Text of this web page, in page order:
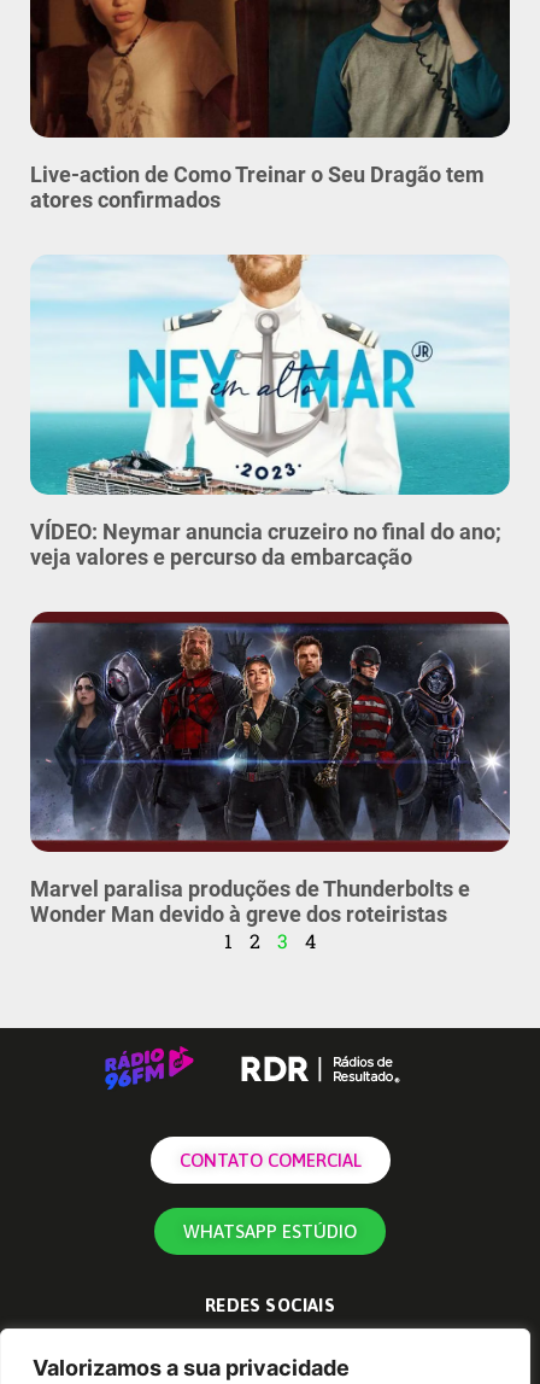
Valorizamos a sua privacidade
Live-action de Como Treinar o Seu Dragão tem
atores confirmados
VÍDEO: Neymar anuncia cruzeiro no final do ano;
veja valores e percurso da embarcação
Marvel paralisa produções de Thunderbolts e
Wonder Man devido à greve dos roteiristas
1
2 3 4
CONTATO COMERCIAL
WHATSAPP ESTÚDIO
REDES SOCIAIS